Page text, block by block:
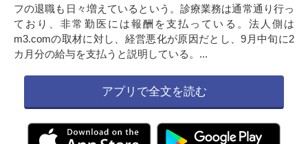
フの退職も日々増えているという。診療業務は通常通り行っ
ており、非常勤医には報酬を支払っている。法人側は
m3.comの取材に対し、経営悪化が原因だとし、9月中旬に2
カ月分の給与を支払うと説明している。...
アプリで全文を読む